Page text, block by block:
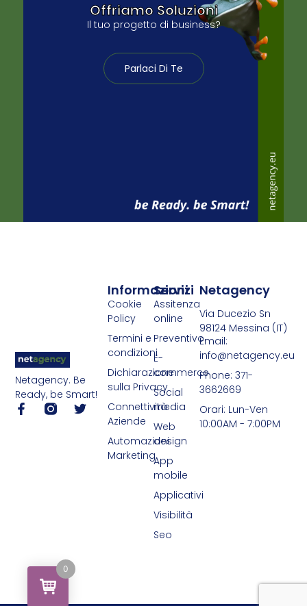
Offriamo Soluzioni
Il tuo progetto di business?
Parlaci Di Te
Netagency. Be
Ready, be Smart!
Servizi
Assitenza
online
Preventivo
E-
commerce
Social
media
Web
design
App
mobile
Applicativi
Visibilità
Seo
Informazioni
Cookie
Policy
Termini e
condizioni
Dichiarazione
sulla Privacy
Connettività
Aziende
Automazioni
Marketing
Netagency
Via Ducezio Sn
98124 Messina (IT)
Email:
info@netagency.eu
Phone: 371-
3662669
Orari: Lun-Ven
10:00AM - 7:00PM
0